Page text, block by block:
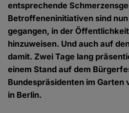
entsprechende
Betroffeneninitiativen sind
gegangen, in der
hinzuweisen. Und auch auf
damit. Zwei Tage lang
einem Stand auf dem
Bundespräsidenten im Garten
in Berlin.